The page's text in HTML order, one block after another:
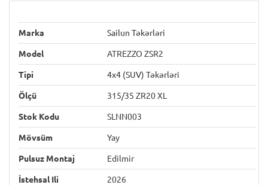
Marka Sailun Təkərləri
Model ATREZZO ZSR2
Tipi 4x4 (SUV) Təkərləri
Ölçü 315/35 ZR20 XL
Stok Kodu SLNN003
Mövsüm Yay
Pulsuz Montaj Edilmir
İstehsal Ili 2026